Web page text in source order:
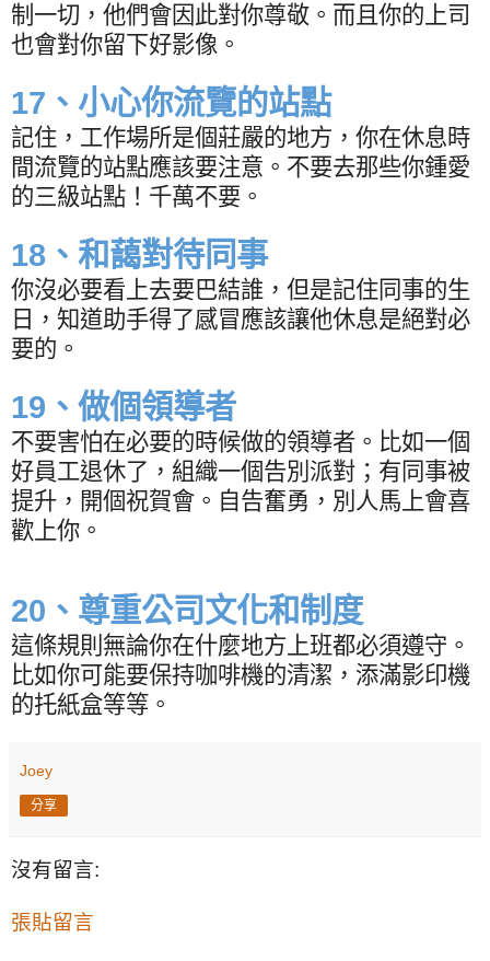
制一切，他們會因此對你尊敬。而且你的上司
也會對你留下好影像。
17 、小心你流覽的站點
記住，工作場所是個莊嚴的地方，你在休息時
間流覽的站點應該要注意。不要去那些你鍾愛
的三級站點！千萬不要。
18 、和藹對待同事
你沒必要看上去要巴結誰，但是記住同事的生
日，知道助手得了感冒應該讓他休息是絕對必
要的。
19 、做個領導者
不要害怕在必要的時候做的領導者。比如一個
好員工退休了，組織一個告別派對；有同事被
提升，開個祝賀會。自告奮勇，別人馬上會喜
歡上你。
20 、尊重公司文化和制度
這條規則無論你在什麼地方上班都必須遵守。
比如你可能要保持咖啡機的清潔，添滿影印機
的托紙盒等等。
Joey
分享
沒有留言:
張貼留言